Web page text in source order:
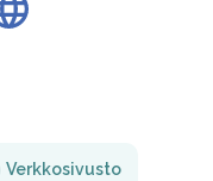
Verkkosivusto